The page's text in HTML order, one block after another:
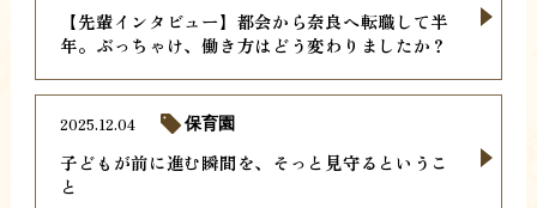
【先輩インタビュー】都会から奈良へ転職して半
年。ぶっちゃけ、働き方はどう変わりましたか？
子どもが前に進む瞬間を、そっと見守るというこ
と
2025.12.04 保育園